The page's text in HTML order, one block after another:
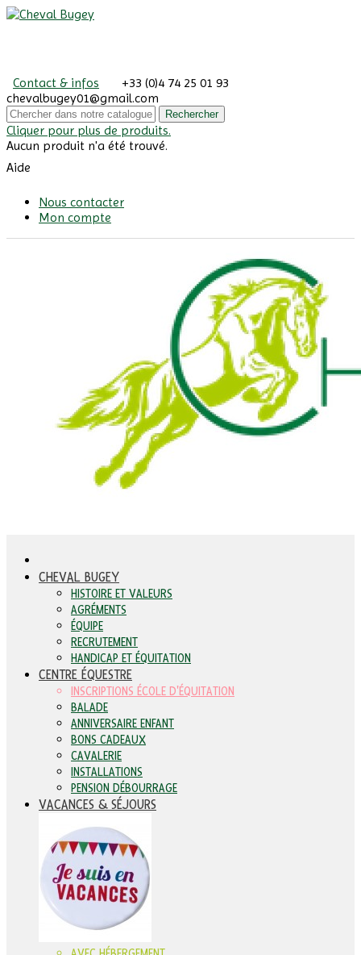
Contact & infos
+33 (0)4 74 25 01 93
chevalbugey01@gmail.com
Rechercher
Cliquer pour plus de produits.
Aucun produit n'a été trouvé.
Aide
Nous contacter
Mon compte
CHEVAL BUGEY
HISTOIRE ET VALEURS
AGRÉMENTS
ÉQUIPE
RECRUTEMENT
HANDICAP ET ÉQUITATION
CENTRE ÉQUESTRE
INSCRIPTIONS ÉCOLE D'ÉQUITATION
BALADE
ANNIVERSAIRE ENFANT
BONS CADEAUX
CAVALERIE
INSTALLATIONS
PENSION DÉBOURRAGE
VACANCES & SÉJOURS